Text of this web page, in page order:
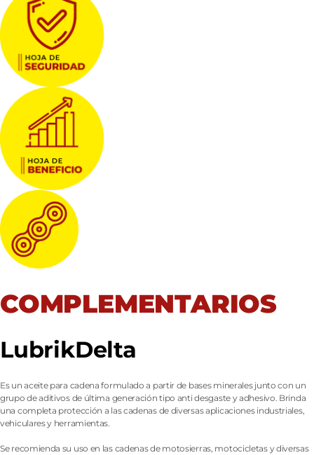
COMPLEMENTARIOS
LubrikDelta
Es un aceite para cadena formulado a partir de bases minerales junto con un
grupo de aditivos de última generación tipo anti desgaste y adhesivo. Brinda
una completa protección a las cadenas de diversas aplicaciones industriales,
vehiculares y herramientas.
Se recomienda su uso en las cadenas de motosierras, motocicletas y diversas